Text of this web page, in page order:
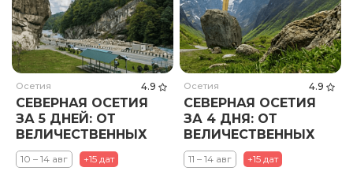
Осетия 4.9
СЕВЕРНАЯ ОСЕТИЯ
ЗА 5 ДНЕЙ: ОТ
ВЕЛИЧЕСТВЕННЫХ
ГОР ДО ДРЕВНЕГО
НАСЛЕДИЯ
10 – 14 авг +15 дат
Осетия 4.9
СЕВЕРНАЯ ОСЕТИЯ
ЗА 4 ДНЯ: ОТ
ВЕЛИЧЕСТВЕННЫХ
ГОР ДО ДРЕВНЕГО
НАСЛЕДИЯ
11 – 14 авг +15 дат